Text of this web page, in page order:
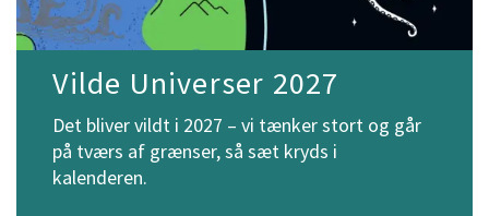
Vilde Universer 2027
Det bliver vildt i 2027 – vi tænker stort og går
på tværs af grænser, så sæt kryds i
kalenderen.